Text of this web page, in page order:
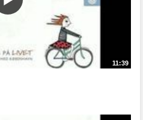
11:39